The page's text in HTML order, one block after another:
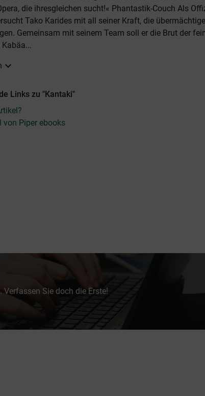
die ihresgleichen sucht!« Phantastik-Couch Als
Tako Karides mit all seiner Kraft, die
Gemeinsam mit seinem Team soll er die Brut der
Kabäa...
expand_more
Links zu "Kantaki"
von Piper ebooks
Verfassen Sie doch die Erste!